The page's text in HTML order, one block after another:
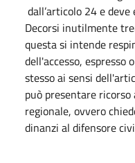
dall’articolo 24 e
Decorsi inutilmente
questa si intende
dell'accesso,
stesso ai sensi
può presentare
regionale, ovvero
dinanzi al difensore